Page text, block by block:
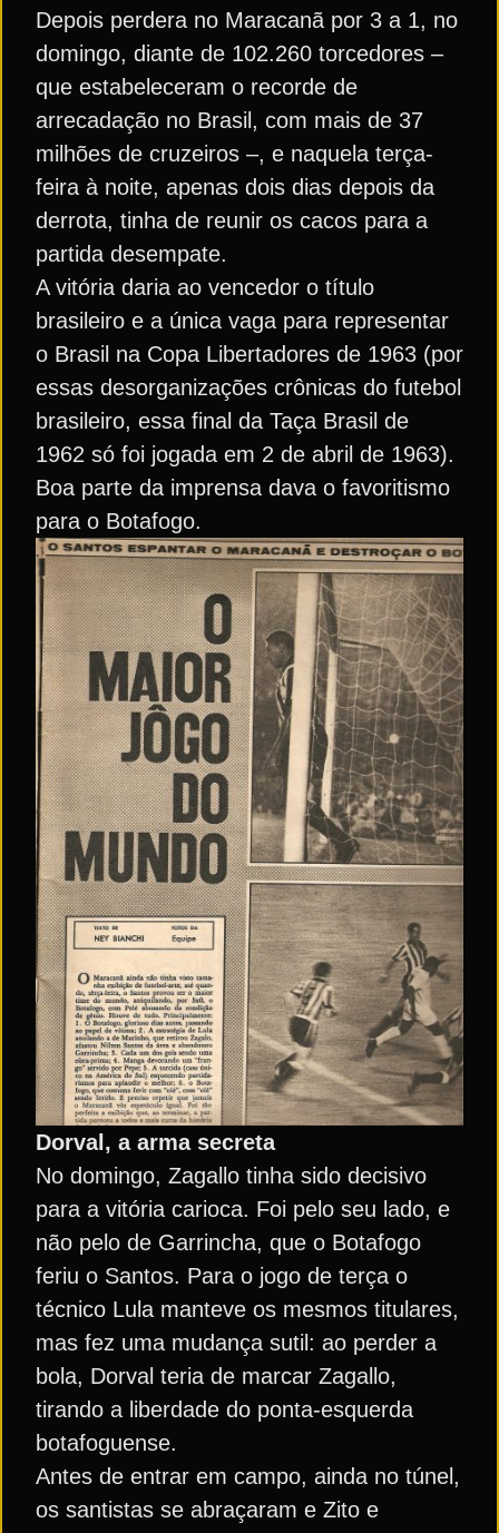
Depois perdera no Maracanã por 3 a 1, no
domingo, diante de 102.260 torcedores –
que estabeleceram o recorde de
arrecadação no Brasil, com mais de 37
milhões de cruzeiros –, e naquela terça-
feira à noite, apenas dois dias depois da
derrota, tinha de reunir os cacos para a
partida desempate.
A vitória daria ao vencedor o título
brasileiro e a única vaga para representar
o Brasil na Copa Libertadores de 1963 (por
essas desorganizações crônicas do futebol
brasileiro, essa final da Taça Brasil de
1962 só foi jogada em 2 de abril de 1963).
Boa parte da imprensa dava o favoritismo
para o Botafogo.
Dorval, a arma secreta
No domingo, Zagallo tinha sido decisivo
para a vitória carioca. Foi pelo seu lado, e
não pelo de Garrincha, que o Botafogo
feriu o Santos. Para o jogo de terça o
técnico Lula manteve os mesmos titulares,
mas fez uma mudança sutil: ao perder a
bola, Dorval teria de marcar Zagallo,
tirando a liberdade do ponta-esquerda
botafoguense.
Antes de entrar em campo, ainda no túnel,
os santistas se abraçaram e Zito e